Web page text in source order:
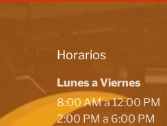
Horarios
Lunes a Viernes
8:00 AM a 12:00 PM
2:00 PM a 6:00 PM